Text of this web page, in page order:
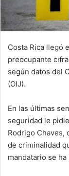
Costa Rica llegó
preocupante
según datos del
(OIJ).
En las últimas
seguridad le
Rodrigo Chaves,
de criminalidad
mandatario se ha